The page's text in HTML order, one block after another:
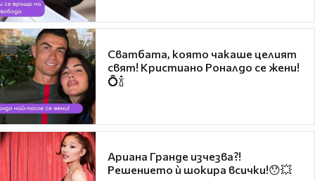
Сватбата, която чакаше целият
свят! Кристиано Роналдо се жени!
💍🍾
Ариана Гранде изчезва?!
Решението ѝ шокира всички!😯💥